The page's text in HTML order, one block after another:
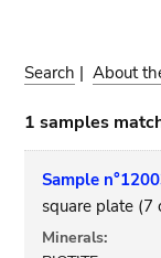
Search |About
1 samples
Sample
square plate (7
Minerals: